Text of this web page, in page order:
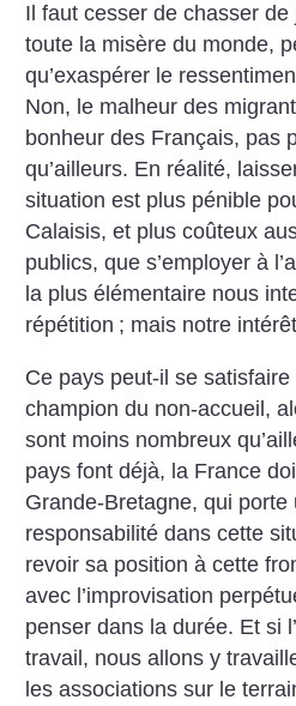
Il faut cesser de chasser
toute la misère du monde,
qu’exaspérer le
Non, le malheur des
bonheur des Français, pas
qu’ailleurs. En réalité,
situation est plus pénible
Calaisis, et plus coûteux
publics, que s’employer à
la plus élémentaire nous
répétition ; mais notre
Ce pays peut-il se
champion du non-accueil,
sont moins nombreux
pays font déjà, la France
Grande-Bretagne, qui porte
responsabilité dans cette
revoir sa position à cette
avec l’improvisation
penser dans la durée. Et si
travail, nous allons y
les associations sur le